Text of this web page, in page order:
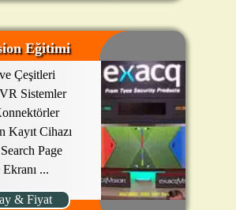
Eğitimi
Çeşitleri
Sistemler
Kayıt Cihazı
Page
...
& Fiyat